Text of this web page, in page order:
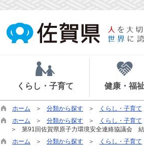
くらし・子育て 健康・福
ホーム 分類から探す くらし・子育て
ホーム
分類から探す くらし・子育て
第91回佐賀県原子力環境安全連絡協議会
ホーム
分類から探す くらし・子育て